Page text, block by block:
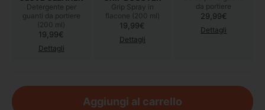
Detergente per
guanti da portiere
(200 ml)
Prezzo di listino
19,99€
Dettagli
Grip Spray in
flacone (200 ml)
Prezzo di listino
19,99€
Dettagli
da portiere
Prezzo di listino
29,99€
Dettagli
Aggiungi al carrello